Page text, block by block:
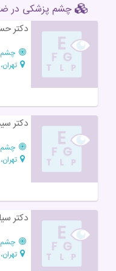
چشم پزشکی در
دکتر
دکتر
دکتر